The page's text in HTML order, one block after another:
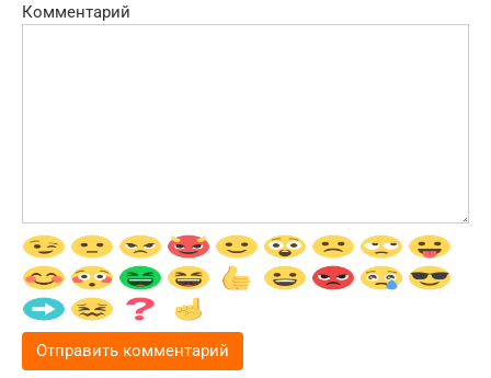
Комментарий